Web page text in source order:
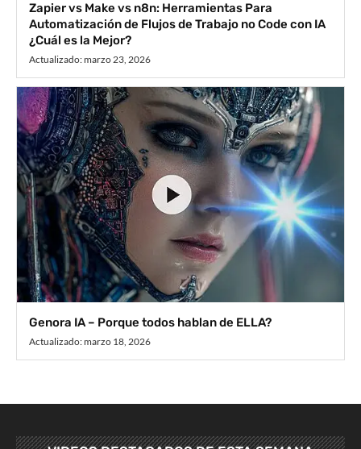
Zapier vs Make vs n8n: Herramientas Para
Automatización de Flujos de Trabajo no Code con IA
¿Cuál es la Mejor?
Actualizado:marzo 23, 2026
Genora IA – Porque todos hablan de ELLA?
Actualizado:marzo 18, 2026